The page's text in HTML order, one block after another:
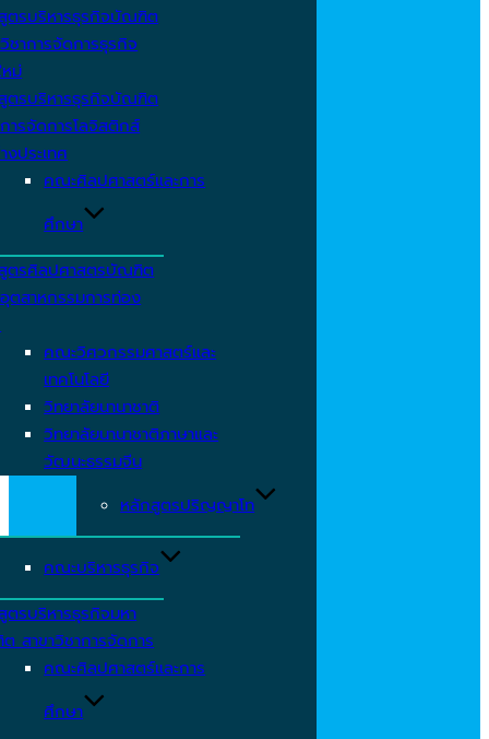
ตรบริหารธุรกิจบัณฑิต
ชาการจัดการธุรกิจ
ม่
ตรบริหารธุรกิจบัณฑิต
ารจัดการโลจิสติกส์
งประเทศ
คณะศิลปศาสตร์และการ
ศึกษา
ตรศิลปศาสตรบัณฑิต
ตสาหกรรมการท่อง
คณะวิศวกรรมศาสตร์และ
เทคโนโลยี
วิทยาลัยนานาชาติ
วิทยาลัยนานาชาติภาษาและ
วัฒนะธรรมจีน
หลักสูตรปริญญาโท
คณะบริหารธุรกิจ
ตรบริหารธุรกิจมหา
สาขาวิชาการจัดการ
คณะศิลปศาสตร์และการ
ศึกษา